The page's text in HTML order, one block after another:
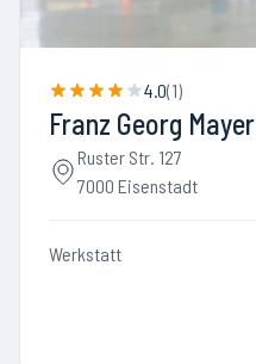
4.0(1)
Franz Georg Mayer
Ruster Str. 127
7000 Eisenstadt
Werkstatt